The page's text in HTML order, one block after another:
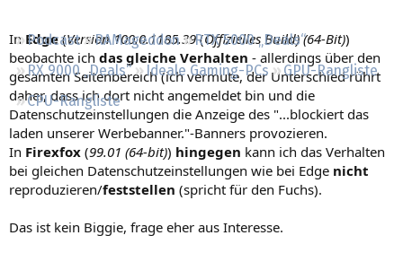
Podcast RAMageddon
RTX 5000 „Deals“
RX 9000 „Deals“
Ideale Gaming-PCs
GPU-Rangliste
CPU-Rangliste
InEdge(Version 100.0.1185.39(Offizielles Build) (64-Bit))
beobachte ich das gleiche Verhalten - allerdings über den
gesamten Seitenbereich (ich vermute, der Unterschied rührt
daher, dass ich dort nicht angemeldet bin und die
Datenschutzeinstellungen die Anzeige des "...blockiert das
laden unserer Werbebanner."-Banners provozieren.
In Firexfox (99.01 (64-bit)) hingegen kann ich das Verhalten
bei gleichen Datenschutzeinstellungen wie bei Edge nicht
reproduzieren/feststellen (spricht für den Fuchs).
Das ist kein Biggie, frage eher aus Interesse.